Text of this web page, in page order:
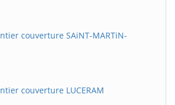
couverture SAiNT-MARTiN-
couverture LUCERAM